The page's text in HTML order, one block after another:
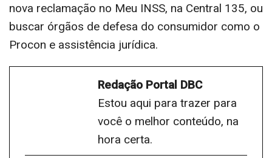
nova reclamação no Meu INSS, na Central 135, ou
buscar órgãos de defesa do consumidor como o
Procon e assistência jurídica.
Redação Portal DBC
Estou aqui para trazer para
você o melhor conteúdo, na
hora certa.